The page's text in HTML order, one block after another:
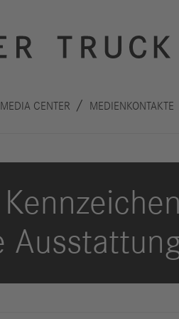
MEDIA CENTER MEDIENKONTAKTE
Nachhaltigkeit